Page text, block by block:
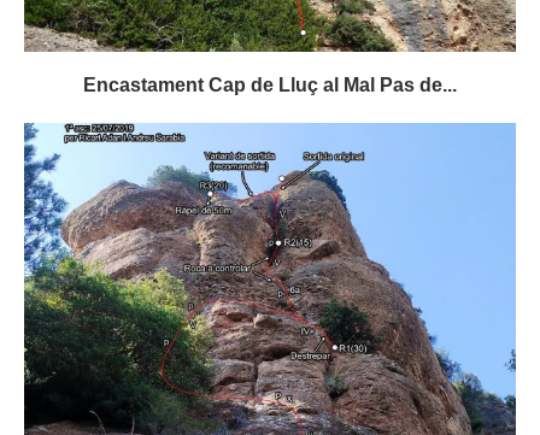
Encastament Cap de Lluç al Mal Pas de...